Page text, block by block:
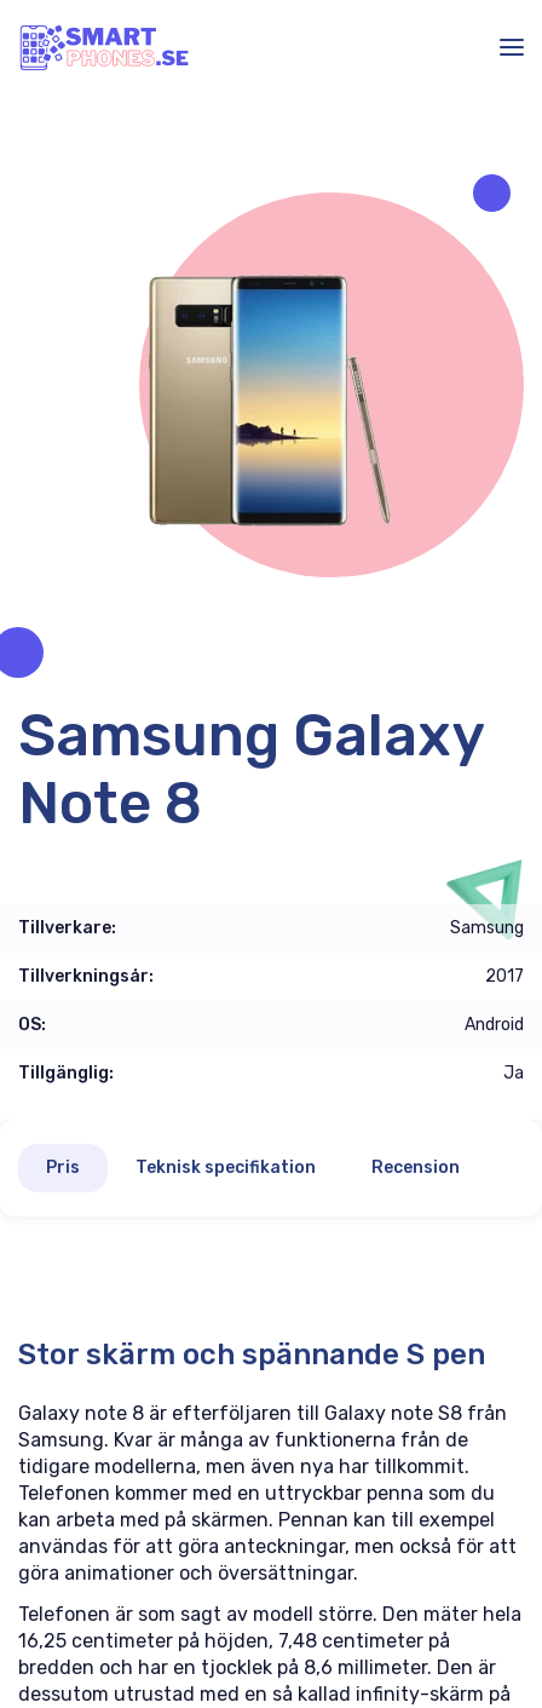
Samsung Galaxy
Note 8
Tillverkare: Samsung
Tillverkningsår: 2017
OS: Android
Tillgänglig: Ja
Pris Teknisk specifikation Recension
Stor skärm och spännande S pen
Galaxy note 8 är efterföljaren till Galaxy note S8 från
Samsung. Kvar är många av funktionerna från de
tidigare modellerna, men även nya har tillkommit.
Telefonen kommer med en uttryckbar penna som du
kan arbeta med på skärmen. Pennan kan till exempel
användas för att göra anteckningar, men också för att
göra animationer och översättningar.
Telefonen är som sagt av modell större. Den mäter hela
16,25 centimeter på höjden, 7,48 centimeter på
bredden och har en tjocklek på 8,6 millimeter. Den är
dessutom utrustad med en så kallad infinity-skärm på